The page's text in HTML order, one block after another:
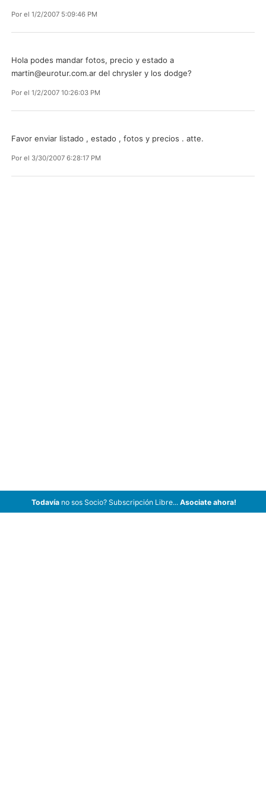
Por el 1/2/2007 5:09:46 PM
Hola podes mandar fotos, precio y estado a
martin@eurotur.com.ar del chrysler y los dodge?
Por el 1/2/2007 10:26:03 PM
Favor enviar listado , estado , fotos y precios . atte.
Por el 3/30/2007 6:28:17 PM
Todavíano sos Socio? Subscripción Libre... Asociate ahora!